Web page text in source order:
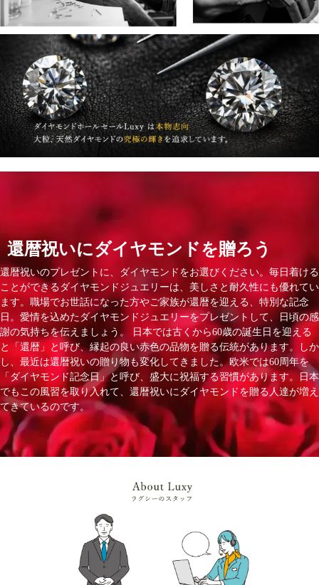
還暦祝いにダイヤモンドを贈ろう
還暦祝いのプレゼントに、ダイヤモンドをお選びください。毎日着ける
ことができるダイヤモンドジュエリーは、美しさと耐久性にも優れてい
ます。職場でお世話になった方やご家族が還暦を迎える、特別な記念
日。愛情を込めたダイヤモンドジュエリーをプレゼントして、日頃の感
謝の気持ちを伝えましょう。 日本では古くから60歳の誕生日を迎える
と「還暦」と呼び、縁起の良い赤色の品物を贈る伝統があります。しか
し、最近は還暦祝いの贈り物も変化してきました。欧米では60周年を
「ダイヤモンド記念日」と呼び、盛大に祝福する習慣があります。日本
でもこの風習を取り入れて、還暦祝いにダイヤモンドを贈る人達が増え
てきているのです。